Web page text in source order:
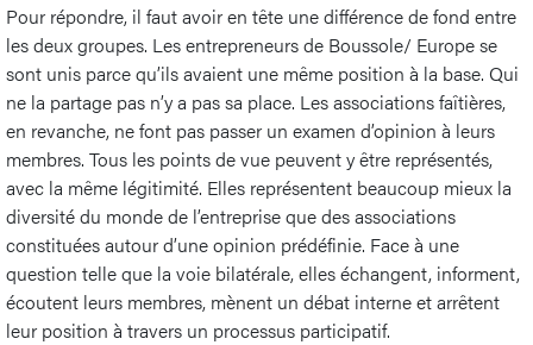
Pour répondre, il faut avoir en tête une différence de fond entre
les deux groupes. Les entrepreneurs de Boussole/ Europe se
sont unis parce qu’ils avaient une même position à la base. Qui
ne la partage pas n’y a pas sa place. Les associations faîtières,
en revanche, ne font pas passer un examen d’opinion à leurs
membres. Tous les points de vue peuvent y être représentés,
avec la même légitimité. Elles représentent beaucoup mieux la
diversité du monde de l’entreprise que des associations
constituées autour d’une opinion prédéfinie. Face à une
question telle que la voie bilatérale, elles échangent, informent,
écoutent leurs membres, mènent un débat interne et arrêtent
leur position à travers un processus participatif.